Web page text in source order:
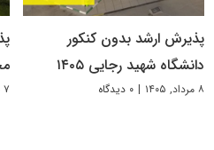
پذیرش ارشد بدون کنکور
دانشگاه شهید رجایی ۱۴۰۵
۸ مرداد, ۱۴۰۵ | ۰ دیدگاه ۷ مرداد, ۱۴۰۵